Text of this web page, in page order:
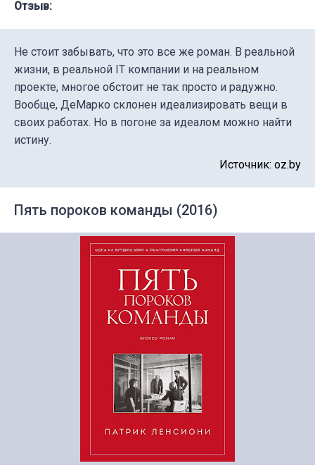
Отзыв:
Не стоит забывать, что это все же роман. В реальной
жизни, в реальной IT компании и на реальном
проекте, многое обстоит не так просто и радужно.
Вообще, ДеМарко склонен идеализировать вещи в
своих работах. Но в погоне за идеалом можно найти
истину.
Источник: oz.by
Пять пороков команды (2016)